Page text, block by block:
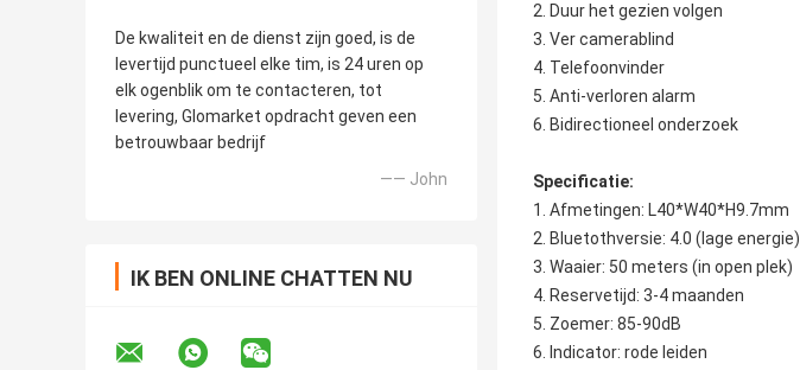
De kwaliteit en de dienst zijn goed, is de
levertijd punctueel elke tim, is 24 uren op
elk ogenblik om te contacteren, tot
levering, Glomarket opdracht geven een
betrouwbaar bedrijf
—— John
IK BEN ONLINE CHATTEN NU
2. Duur het gezien volgen
3. Ver camerablind
4. Telefoonvinder
5. Anti-verloren alarm
6. Bidirectioneel onderzoek
Specificatie:
1. Afmetingen: L40*W40*H9.7mm
2. Bluetothversie: 4.0 (lage energie)
3. Waaier: 50 meters (in open plek)
4. Reservetijd: 3-4 maanden
5. Zoemer: 85-90dB
6. Indicator: rode leiden